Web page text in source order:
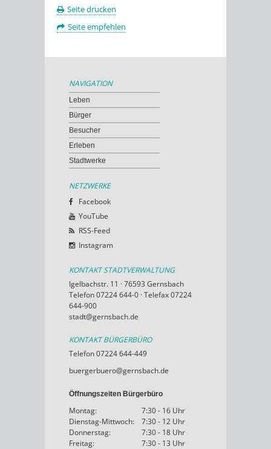
Seite drucken
Seite empfehlen
NAVIGATION
Leben
Bürger
Besucher
Erleben
Stadtwerke
NETZWERKE
Facebook
YouTube
RSS-Feed
Instagram
KONTAKT STADTVERWALTUNG
Igelbachstr. 11 · 76593 Gernsbach
Telefon 07224 644-0 · Telefax 07224
644-900
stadt@gernsbach.de
KONTAKT BÜRGERBÜRO
Telefon 07224 644-449
buergerbuero@gernsbach.de
Öffnungszeiten Bürgerbüro
Montag:
7:30 - 16 Uhr
Dienstag-Mittwoch:
7:30 - 12 Uhr
Donnerstag:
7:30 - 18 Uhr
Freitag:
7:30 - 13 Uhr